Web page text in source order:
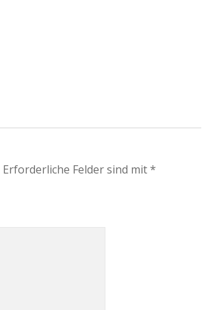
Erforderliche Felder sind mit*